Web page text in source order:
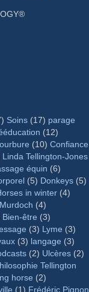
Soins (17) parage
(12)
(10) Confiance
Linda Tellington-Jones
équin (6)
(5) Donkeys (5)
in winter (4)
(4)
Bien-être (3)
(3) Lyme (3)
(3) langage (3)
(2) Ulcères (2)
Tellington
horse (2)
(1) Frédéric Pignon